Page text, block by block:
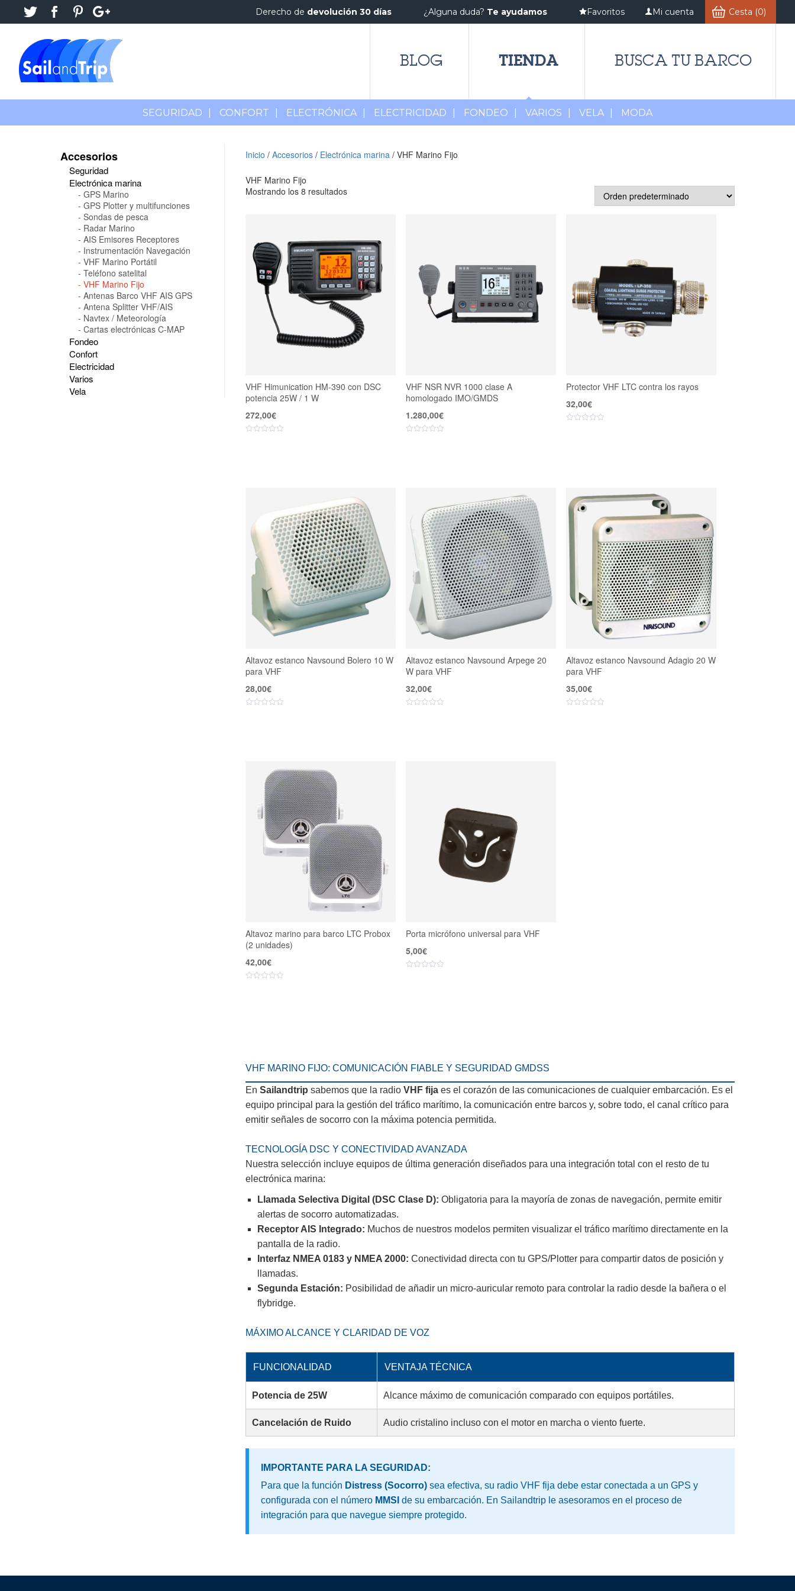
Derecho de devolución 30 días ¿Alguna duda? Te ayudamos Favoritos Mi cuenta Cesta (0)
BLOG TIENDA BUSCA TU BARCO
SEGURIDAD CONFORT ELECTRÓNICA ELECTRICIDAD FONDEO VARIOS VELA MODA
Inicio / Accesorios/ Electrónica marina/ VHF Marino Fijo
VHF Marino Fijo
Mostrando los 8 resultados
VHF Himunication HM-390 con DSC
potencia 25W / 1 W
272,00€
VHF NSR NVR 1000 clase A
homologado IMO/GMDS
1.280,00€
Protector VHF LTC contra los rayos
32,00€
Altavoz estanco Navsound Bolero 10 W
para VHF
28,00€
Altavoz estanco Navsound Arpege 20
W para VHF
32,00€
Altavoz estanco Navsound Adagio 20 W
para VHF
35,00€
Altavoz marino para barco LTC Probox
(2 unidades)
42,00€
Porta micrófono universal para VHF
5,00€
VHF MARINO FIJO: COMUNICACIÓN FIABLE Y SEGURIDAD GMDSS
En Sailandtrip sabemos que la radio VHF fijaes el corazón de las comunicaciones de cualquier embarcación. Es el
equipo principal para la gestión del tráfico marítimo, la comunicación entre barcos y, sobre todo, el canal crítico para
emitir señales de socorro con la máxima potencia permitida.
TECNOLOGÍA DSC Y CONECTIVIDAD AVANZADA
Nuestra selección incluye equipos de última generación diseñados para una integración total con el resto de tu
electrónica marina:
Llamada Selectiva Digital (DSC Clase D): Obligatoria para la mayoría de zonas de navegación, permite emitir
alertas de socorro automatizadas.
Receptor AIS Integrado: Muchos de nuestros modelos permiten visualizar el tráfico marítimo directamente en la
pantalla de la radio.
Interfaz NMEA 0183 y NMEA 2000: Conectividad directa con tu GPS/Plotter para compartir datos de posición y
llamadas.
Segunda Estación: Posibilidad de añadir un micro-auricular remoto para controlar la radio desde la bañera o el
flybridge.
MÁXIMO ALCANCE Y CLARIDAD DE VOZ
FUNCIONALIDAD VENTAJA TÉCNICA
Potencia de 25W Alcance máximo de comunicación comparado con equipos portátiles.
Cancelación de Ruido Audio cristalino incluso con el motor en marcha o viento fuerte.
IMPORTANTE PARA LA SEGURIDAD:
Para que la función Distress (Socorro)sea efectiva, su radio VHF fija debe estar conectada a un GPS y
configurada con el número MMSI de su embarcación. En Sailandtrip le asesoramos en el proceso de
integración para que navegue siempre protegido.
Accesorios
Seguridad
Electrónica marina
GPS Marino
GPS Plotter y multifunciones
Sondas de pesca
Radar Marino
AIS Emisores Receptores
Instrumentación Navegación
VHF Marino Portátil
Teléfono satelital
VHF Marino Fijo
Antenas Barco VHF AIS GPS
Antena Splitter VHF/AIS
Navtex / Meteorología
Cartas electrónicas C-MAP
Fondeo
Confort
Electricidad
Varios
Vela